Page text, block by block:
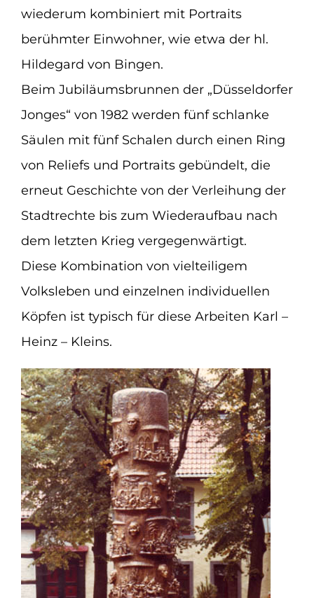
wiederum kombiniert mit Portraits
berühmter Einwohner, wie etwa der hl.
Hildegard von Bingen.
Beim Jubiläumsbrunnen der „Düsseldorfer
Jonges“ von 1982 werden fünf schlanke
Säulen mit fünf Schalen durch einen Ring
von Reliefs und Portraits gebündelt, die
erneut Geschichte von der Verleihung der
Stadtrechte bis zum Wiederaufbau nach
dem letzten Krieg vergegenwärtigt.
Diese Kombination von vielteiligem
Volksleben und einzelnen individuellen
Köpfen ist typisch für diese Arbeiten Karl –
Heinz – Kleins.